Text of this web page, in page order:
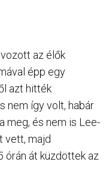
az élők
épp egy
azt hitték
nem így volt, habár
meg, és nem is Lee-
vett, majd
át küzdöttek az